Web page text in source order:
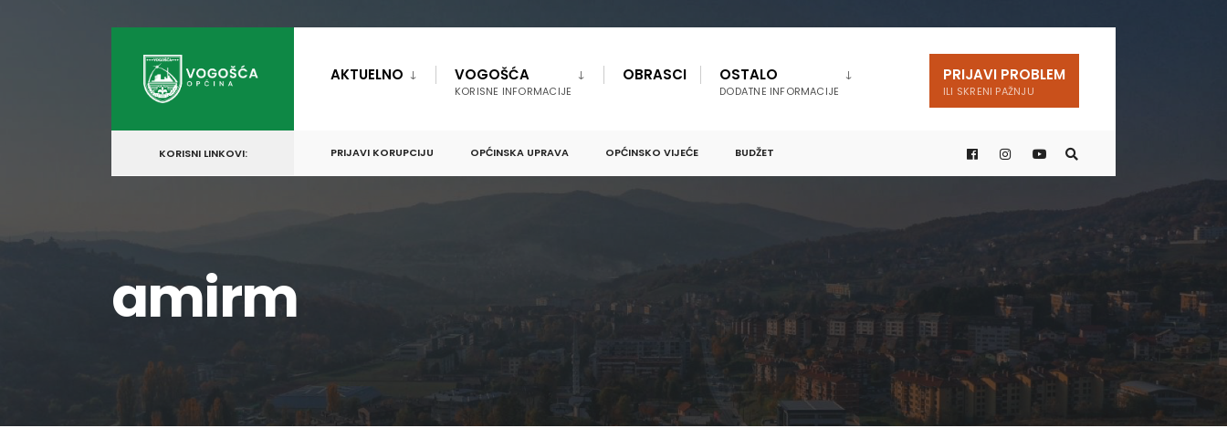
content
AKTUELNO VOGOŠĆA
KORISNE INFORMACIJE
OBRASCI OSTALO
DODATNE INFORMACIJE
PRIJAVI PROBLEM
ILI SKRENI PAŽNJU
KORISNI LINKOVI: PRIJAVI KORUPCIJU OPĆINSKA UPRAVA OPĆINSKO VIJEĆE BUDŽET
amirm